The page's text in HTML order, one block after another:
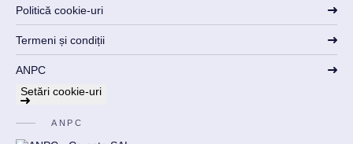
Politică cookie-uri
Termeni și condiții
ANPC
Setări cookie-uri
ANPC